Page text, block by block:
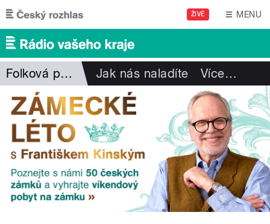
Přejít k hlavnímu obsahu
ŽIVĚ MENU
Folková pohlazení Jak nás naladíte Více…